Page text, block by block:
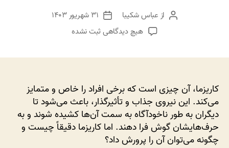
نویسنده
نوشته
از عباس شکیبا
تاریخ
نوشته
۳۱ شهریور ۱۴۰۳
هیچ دیدگاهیبرای
تأثیرگذار
ثبت نشده
کاریزما، آن چیزی است که برخی افراد را خاص و متمایز
می‌کند. این نیروی جذاب و تأثیرگذار، باعث می‌شود تا
دیگران به طور ناخودآگاه به سمت آن‌ها کشیده شوند و به
حرف‌هایشان گوش فرا دهند. اما کاریزما دقیقاً چیست و
چگونه می‌توان آن را پرورش داد؟